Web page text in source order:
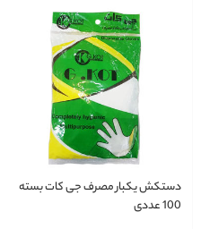
دستکش یکبار مصرف جی کات بسته
100 عددی